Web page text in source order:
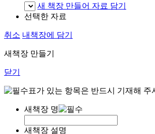
새 책장 만들어 자료 담기
선택한 자료
취소 내책장에 담기
새책장 만들기
닫기
표가 있는 항목은 반드시 기재해 주
새책장 명
새책장 설명